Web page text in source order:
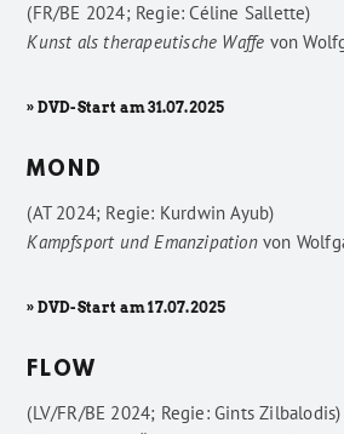
(FR/BE 2024; Regie: Céline Sallette)
Kunst als therapeutische Waffe von
» DVD-Start am 31.07.2025
MOND
(AT 2024; Regie: Kurdwin Ayub)
Kampfsport und Emanzipationvon
» DVD-Start am 17.07.2025
FLOW
(LV/FR/BE 2024; Regie: Gints Zilbalodis)